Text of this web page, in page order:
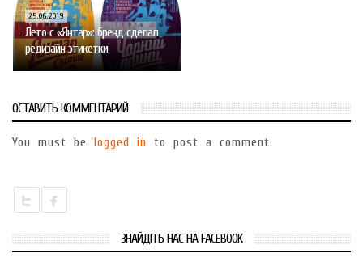
25.06.2019
Лето с «Янтар»: бренд сделал
редизайн этикетки
ОСТАВИТЬ КОММЕНТАРИЙ
You must be logged in to post a comment.
ЗНАЙДІТЬ НАС НА FACEBOOK